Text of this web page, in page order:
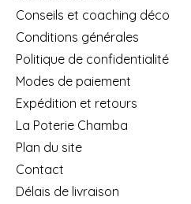
Conseils et coaching déco
Conditions générales
Politique de confidentialité
Modes de paiement
Expédition et retours
La Poterie Chamba
Plan du site
Contact
Délais de livraison